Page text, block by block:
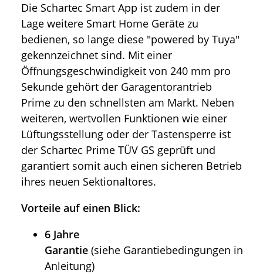
Die Schartec Smart App ist zudem in der
Lage weitere Smart Home Geräte zu
bedienen, so lange diese "powered by Tuya"
gekennzeichnet sind. Mit einer
Öffnungsgeschwindigkeit von 240 mm pro
Sekunde gehört der Garagentorantrieb
Prime zu den schnellsten am Markt. Neben
weiteren, wertvollen Funktionen wie einer
Lüftungsstellung oder der Tastensperre ist
der Schartec Prime TÜV GS geprüft und
garantiert somit auch einen sicheren Betrieb
ihres neuen Sektionaltores.
Vorteile auf einen Blick:
6 Jahre
Garantie (siehe Garantiebedingungen in
Anleitung)